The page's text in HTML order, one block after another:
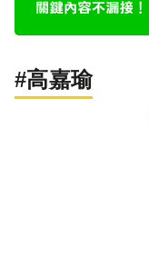
#高嘉瑜